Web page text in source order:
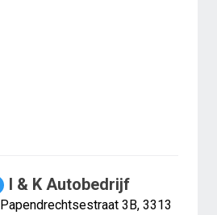
I & K Autobedrijf
Papendrechtsestraat 3B, 3313